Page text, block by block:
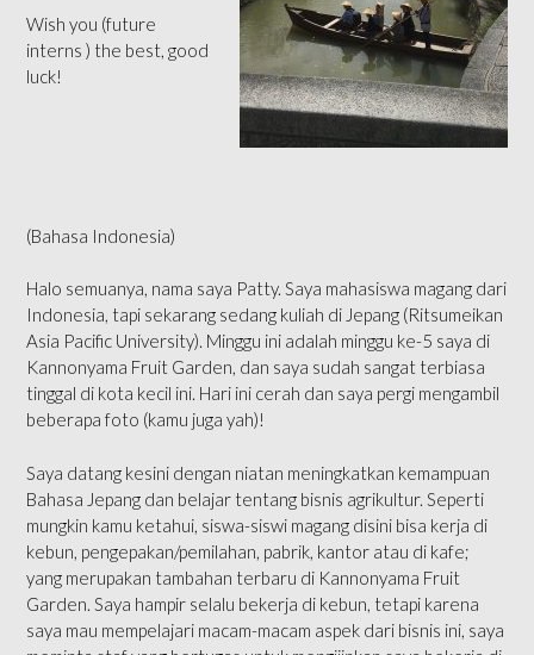
Wish you (future
interns ) the best, good
luck!
(Bahasa Indonesia)
Halo semuanya, nama saya Patty. Saya mahasiswa magang dari
Indonesia, tapi sekarang sedang kuliah di Jepang (Ritsumeikan
Asia Pacific University). Minggu ini adalah minggu ke-5 saya di
Kannonyama Fruit Garden, dan saya sudah sangat terbiasa
tinggal di kota kecil ini. Hari ini cerah dan saya pergi mengambil
beberapa foto (kamu juga yah)!
Saya datang kesini dengan niatan meningkatkan kemampuan
Bahasa Jepang dan belajar tentang bisnis agrikultur. Seperti
mungkin kamu ketahui, siswa-siswi magang disini bisa kerja di
kebun, pengepakan/pemilahan, pabrik, kantor atau di kafe;
yang merupakan tambahan terbaru di Kannonyama Fruit
Garden. Saya hampir selalu bekerja di kebun, tetapi karena
saya mau mempelajari macam-macam aspek dari bisnis ini, saya